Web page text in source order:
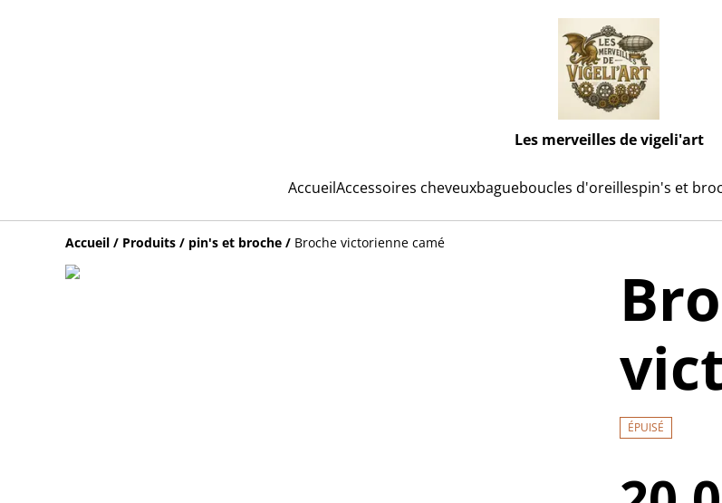
Les merveilles de vigeli'art
AccueilAccessoires cheveuxbagueboucles d'oreillespin's et
Accueil / Produits / pin's et broche / Broche victorienne camé
ÉPUISÉ